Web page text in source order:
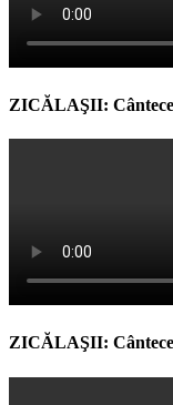
ZICĂLAŞII:
ZICĂLAŞII: